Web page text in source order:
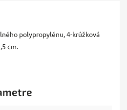
polypropylénu, 4-krúžková
cm.